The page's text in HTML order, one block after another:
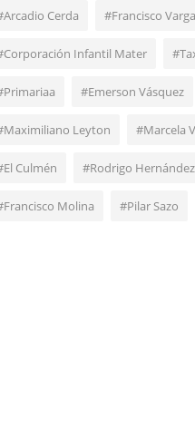
Cerda #Francisco
Infantil Mater
#Emerson Vásquez
Leyton #Marcela
Culmén #Rodrigo Hernández
Molina #Pilar Sazo